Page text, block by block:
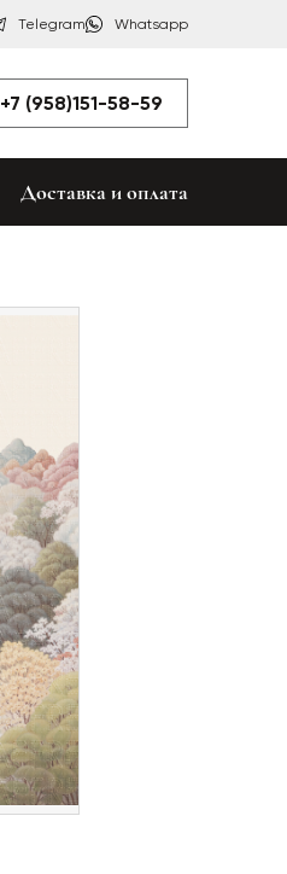
Telegram Whatsapp
+7 (958)151-58-59
Доставка и оплата